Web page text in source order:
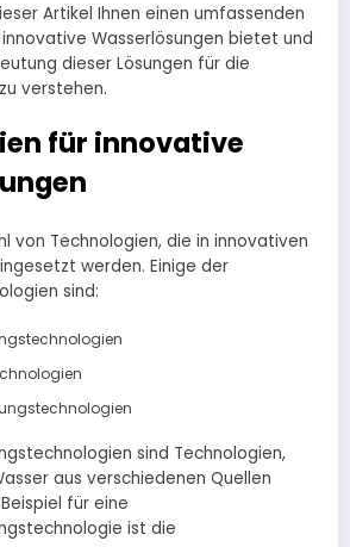
Artikel Ihnen einen umfassenden
Wasserlösungen bietet und
dieser Lösungen für die
verstehen.
für innovative
von Technologien, die in innovativen
werden. Einige der
sind:
sind Technologien,
aus verschiedenen Quellen
für eine
ist die